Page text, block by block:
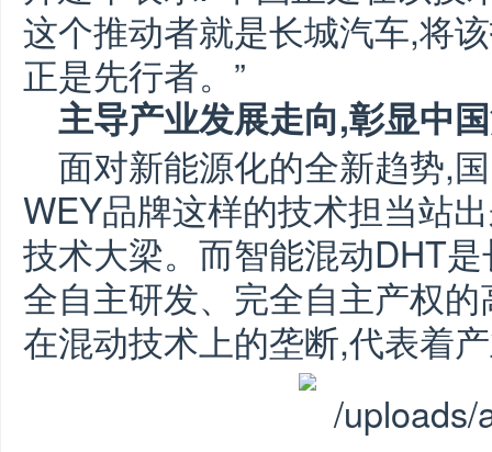
这个推动者就是长城汽车,将
正是先行者。”
主导产业发展走向,彰显中
面对新能源化的全新趋势,
WEY品牌这样的技术担当站
技术大梁。而智能混动DHT
全自主研发、完全自主产权
在混动技术上的垄断,代表着